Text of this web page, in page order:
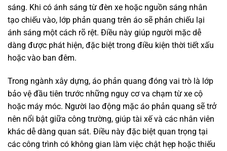
sáng. Khi có ánh sáng từ đèn xe hoặc nguồn sáng nhân
tạo chiếu vào, lớp phản quang trên áo sẽ phản chiếu lại
ánh sáng một cách rõ rệt. Điều này giúp người mặc dễ
dàng được phát hiện, đặc biệt trong điều kiện thời tiết xấu
hoặc vào ban đêm.
Trong ngành xây dựng, áo phản quang đóng vai trò là lớp
bảo vệ đầu tiên trước những nguy cơ va chạm từ xe cộ
hoặc máy móc. Người lao động mặc áo phản quang sẽ trở
nên nổi bật giữa công trường, giúp tài xế và các nhân viên
khác dễ dàng quan sát. Điều này đặc biệt quan trọng tại
các công trình có không gian làm việc chật hẹp hoặc thiếu